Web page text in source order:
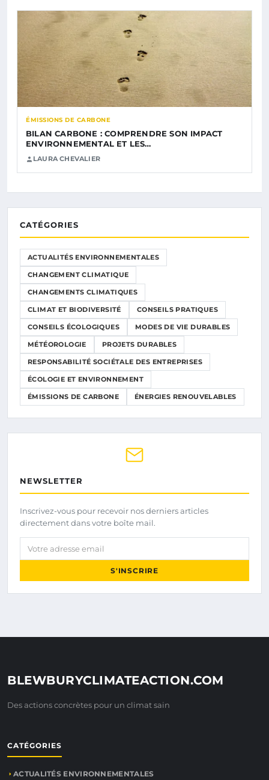
ÉMISSIONS DE CARBONE
BILAN CARBONE : COMPRENDRE SON IMPACT
ENVIRONNEMENTAL ET LES…
LAURA CHEVALIER
CATÉGORIES
ACTUALITÉS ENVIRONNEMENTALES
CHANGEMENT CLIMATIQUE
CHANGEMENTS CLIMATIQUES
CLIMAT ET BIODIVERSITÉ CONSEILS PRATIQUES
CONSEILS ÉCOLOGIQUES MODES DE VIE DURABLES
MÉTÉOROLOGIE PROJETS DURABLES
RESPONSABILITÉ SOCIÉTALE DES ENTREPRISES
ÉCOLOGIE ET ENVIRONNEMENT
ÉMISSIONS DE CARBONE ÉNERGIES RENOUVELABLES
NEWSLETTER
Inscrivez-vous pour recevoir nos derniers articles
directement dans votre boîte mail.
Votre adresse email
S'INSCRIRE
BLEWBURYCLIMATEACTION.COM
Des actions concrètes pour un climat sain
CATÉGORIES
ACTUALITÉS ENVIRONNEMENTALES